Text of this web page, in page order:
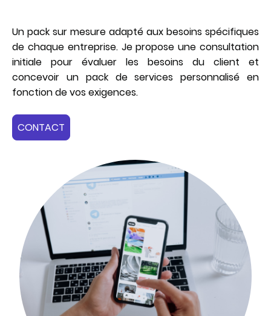
Un pack sur mesure adapté aux besoins spécifiques
de chaque entreprise. Je propose une consultation
initiale pour évaluer les besoins du client et
concevoir un pack de services personnalisé en
fonction de vos exigences.
CONTACT